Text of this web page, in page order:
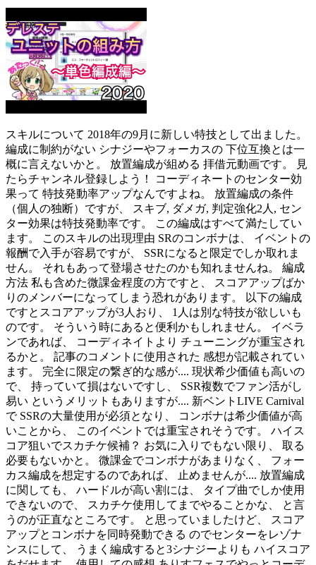
スキルについて 2018年の9月に新しい特技として出ました。
編成に制約がない シナジーやフォーカスの 下位互換とは一
概に言えないかと。 放置編成が組める 拝借元動画です。 見
たらチャンネル登録しよう！ コーディネートのセンター効
果って 特技発動率アップなんですよね。 放置編成の条件
（個人の独断）ですが、 スキブ, ダメガ, 判定強化2人, セン
ター効果は特技発動率です。 この編成はすべて満たしてい
ます。 このスキルの出現理由 SRのコンボナは、 イベントの
報酬で入手が容易ですが、 SSRになると限定でしか取れま
せん。 それもあって登場させたのかも知れませんね。 編成
方法 私も含めた微課金程度の方ですと、 スコアアップばか
りのメンバーになってしまう恐れがあります。 以下の編成
ですとスコアアップが3人おり、 1人は別な特技が欲しいも
のです。 そういう時にあると便利かもしれません。 イベラ
ンであれば、 コーディネイトより チューニングが重宝され
るかと。 記事のコメントに使用された 感想が記載されてい
ます。 完全に限定の繋ぎ的な感が.... 現状希少価値も高いの
で、 持っていて損はないですし、 SSR複数でファン活がし
易い というメリットもありますが.... 新ベントLIVE Carnival
で SSRの大量使用が必須となり、 コンボナは希少価値が高
いことから、 このイベントでは重宝されそうです。 ハイス
コア狙いでスカチケ候補？ お気に入りでもない限り、 取る
必要もないかと。 微課金でコンボナがあまりなく、 フォー
カス編成を想定するのであれば、 止めませんが.... 放置編成
に関しても、 ハードルが高い割には、 タイプ曲でしか使用
できないので、 スカチケ使用してまでやることかな、 と言
うのが正直なところです。 と思っていましたけど、 スコア
アップとコンボナを同時発動できる のでセンターをレゾナ
ンスにして、 うまく編成すると3シナジーよりも ハイスコア